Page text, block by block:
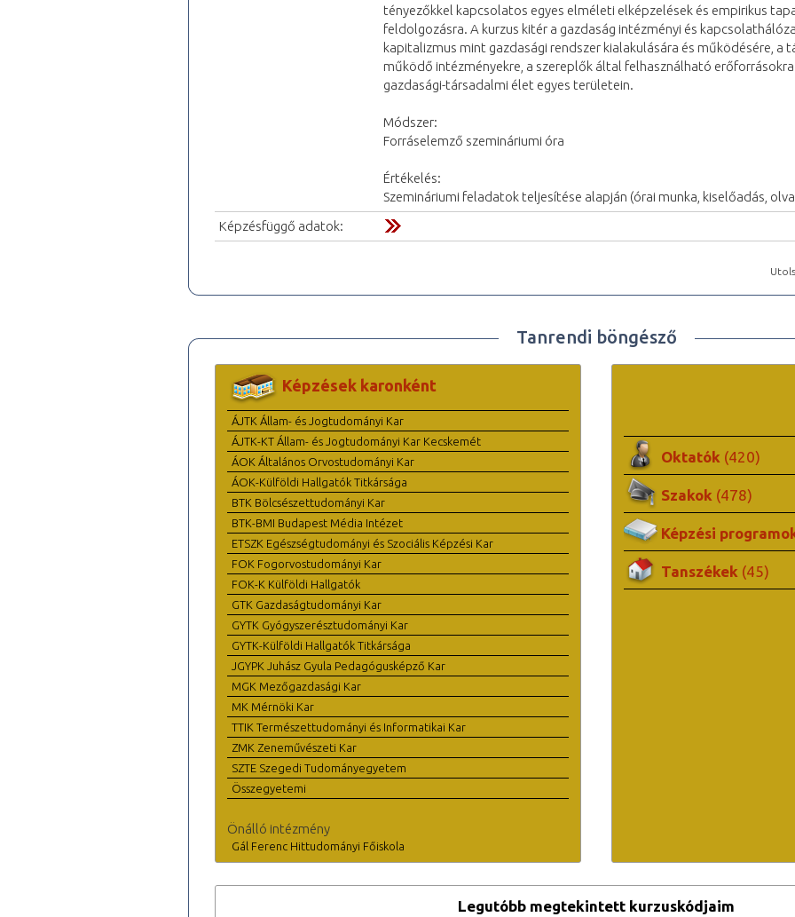
tényezőkkel kapcsolatos egyes elméleti elképzelések és empirikus
feldolgozásra. A kurzus kitér a gazdaság intézményi és
kapitalizmus mint gazdasági rendszer kialakulására és működésére, a
működő intézményekre, a szereplők által felhasználható erőforrásokra
gazdasági-társadalmi élet egyes területein.
Módszer:
Forráselemző szemináriumi óra
Értékelés:
Szemináriumi feladatok teljesítése alapján (órai munka, kiselőadás,
Képzésfüggő adatok:
Tanrendi böngésző
Képzések karonként
ÁJTK Állam- és Jogtudományi Kar
ÁJTK-KT Állam- és Jogtudományi Kar Kecskemét
ÁOK Általános Orvostudományi Kar
ÁOK-Külföldi Hallgatók Titkársága
BTK Bölcsészettudományi Kar
BTK-BMI Budapest Média Intézet
ETSZK Egészségtudományi és Szociális Képzési Kar
FOK Fogorvostudományi Kar
FOK-K Külföldi Hallgatók
GTK Gazdaságtudományi Kar
GYTK Gyógyszerésztudományi Kar
GYTK-Külföldi Hallgatók Titkársága
JGYPK Juhász Gyula Pedagógusképző Kar
MGK Mezőgazdasági Kar
MK Mérnöki Kar
TTIK Természettudományi és Informatikai Kar
ZMK Zeneművészeti Kar
SZTE Szegedi Tudományegyetem
Összegyetemi
Önálló intézmény
Gál Ferenc Hittudományi Főiskola
Oktatók (420)
Szakok (478)
Képzési
Tanszékek (45)
Legutóbb megtekintett kurzuskódjaim